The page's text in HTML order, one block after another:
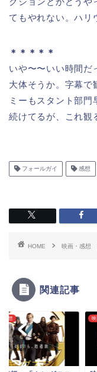
てもやれない。ハリ
＊＊＊＊＊
いや〜〜いい時間だ
大体そうか。字幕で
ミーもスタント部
続けてるが、これ観
フォールガイ 感想
HOME 映画・感想
関連記事
感想 映